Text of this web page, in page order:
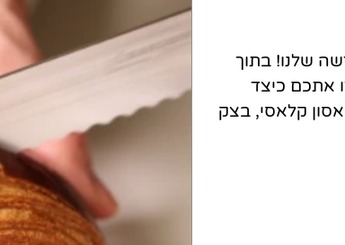
שלנו! בתוך
אתכם כיצד
קלאסי, בצק